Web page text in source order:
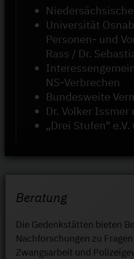
Universität
Personen- und
Rass / Dr.
NS-Verbrechen
Bundesweite
Dr. Volker
„Drei Stufen“
Beratung
Die Gedenkstätten bieten
Nachforschungen zu
Zwangsarbeit und